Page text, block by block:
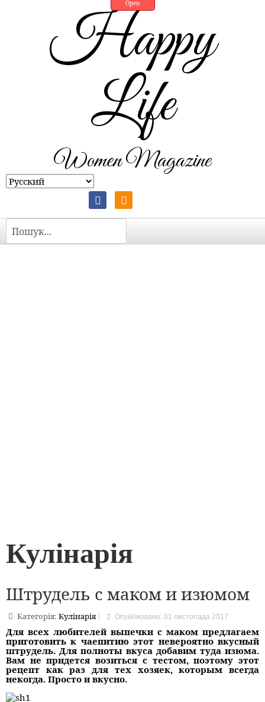
Open
Happy
Life
Women Magazine
Пошук
Кулінарія
Штрудель с маком и изюмом
Категорія:Кулінарія Опубліковано: 01 листопада 2017
Для всех любителей выпечки с маком предлагаем
приготовить к чаепитию этот невероятно вкусный
штрудель. Для полноты вкуса добавим туда изюма.
Вам не придется возиться с тестом, поэтому этот
рецепт как раз для тех хозяек, которым всегда
некогда. Просто и вкусно.